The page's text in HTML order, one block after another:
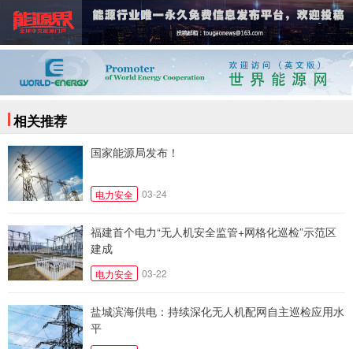
相关推荐
国家能源局发布！
电力安全 03-24
福建首个电力“无人机安全监管+网格化巡检”示范区
建成
电力安全 03-22
盐城滨海供电：持续深化无人机配网自主巡检应用水
平